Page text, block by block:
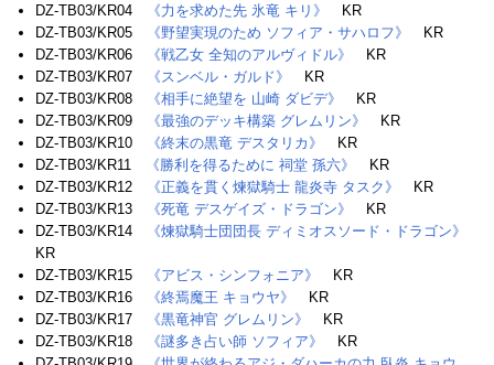
DZ-TB03/KR04
《力を求めた先 氷竜 キリ》
KR
DZ-TB03/KR05
《野望実現のため ソフィア・サハロフ》
KR
DZ-TB03/KR06
《戦乙女 全知のアルヴィドル》
KR
DZ-TB03/KR07
《スンベル・ガルド》
KR
DZ-TB03/KR08
《相手に絶望を 山崎 ダビデ》
KR
DZ-TB03/KR09
《最強のデッキ構築 グレムリン》
KR
DZ-TB03/KR10
《終末の黒竜 デスタリカ》
KR
DZ-TB03/KR11
《勝利を得るために 祠堂 孫六》
KR
DZ-TB03/KR12
《正義を貫く煉獄騎士 龍炎寺 タスク》
KR
DZ-TB03/KR13
《死竜 デスゲイズ・ドラゴン》
KR
DZ-TB03/KR14
《煉獄騎士団団長 ディミオスソード・ドラゴン》
KR
DZ-TB03/KR15
《アビス・シンフォニア》
KR
DZ-TB03/KR16
《終焉魔王 キョウヤ》
KR
DZ-TB03/KR17
《黒竜神官 グレムリン》
KR
DZ-TB03/KR18
《謎多き占い師 ソフィア》
KR